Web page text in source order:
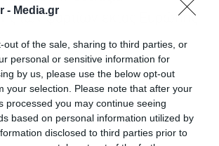
- Media.gr
out of the sale, sharing to third parties, or
personal or sensitive information for
by us, please use the below opt-out
your selection. Please note that after your
processed you may continue seeing
based on personal information utilized by
disclosed to third parties prior to
των φορτίων εκτός Ευρώπης.